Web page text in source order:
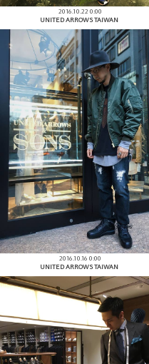
2016.10.22 0:00
UNITED ARROWS TAIWAN
2016.10.16 0:00
UNITED ARROWS TAIWAN